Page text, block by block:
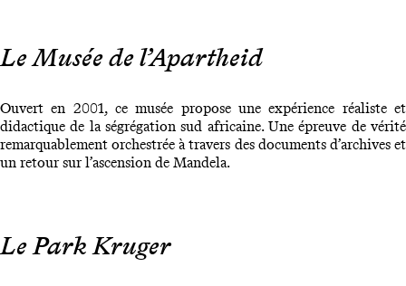
Le Musée de l’Apartheid
Ouvert en 2001, ce musée propose une expérience réaliste et
didactique de la ségrégation sud africaine. Une épreuve de vérité
remarquablement orchestrée à travers des documents d’archives et
un retour sur l’ascension de Mandela.
Le Park Kruger